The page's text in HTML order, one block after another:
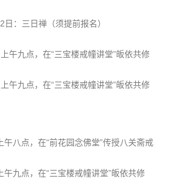
日：三日禅（须提前报名）
午九点，在“三宝楼戒幢讲堂”皈依共修
午九点，在“三宝楼戒幢讲堂”皈依共修
午八点，在“前花园念佛堂”传授八关斋戒
午九点，在“三宝楼戒幢讲堂”皈依共修